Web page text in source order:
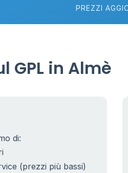
PREZZI
GPL in Almè
di:
(prezzi più bassi)